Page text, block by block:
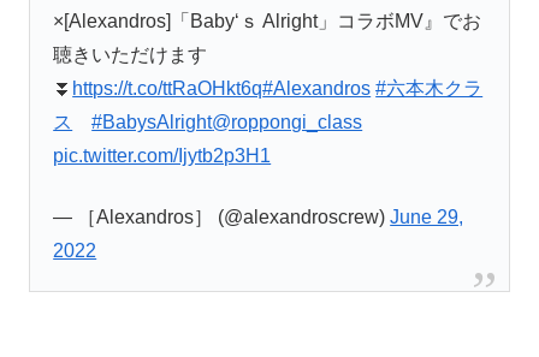
×[Alexandros]「Baby‘ｓ Alright」コラボMV』でお
聴きいただけます
⏬ https://t.co/ttRaOHkt6q#Alexandros #六本木クラ
ス
#BabysAlright@roppongi_class
pic.twitter.com/Ijytb2p3H1
— ［Alexandros］ (@alexandroscrew)June 29,
2022